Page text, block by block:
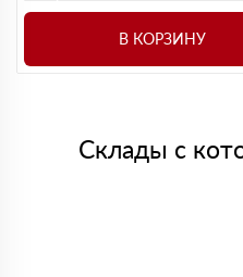
В КОРЗИНУ
Склады с